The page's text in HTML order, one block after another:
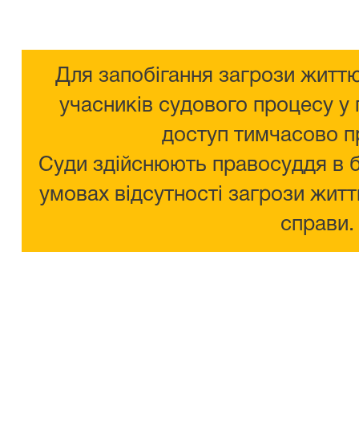
Для запобігання загрози
учасників судового процесу у
доступ тимчасово
Суди здійснюють правосуддя в
умовах відсутності загрози
справи.